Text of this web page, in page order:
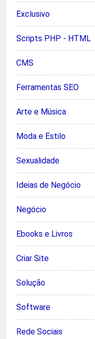
Exclusivo
Scripts PHP - HTML
CMS
Ferramentas SEO
Arte e Música
Moda e Estilo
Sexualidade
Ideias de Negócio
Negócio
Ebooks e Livros
Criar Site
Solução
Software
Rede Sociais